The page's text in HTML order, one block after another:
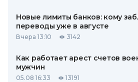
Новые лимиты банков: кому
переводы уже в августе
Вчера 13:10 3142
Как работает арест счетов
мужчин
05.08 16:33 13191